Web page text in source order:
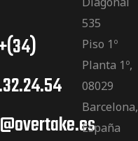
535
Piso 1º
Planta 1º,
08029
Barcelona,
España